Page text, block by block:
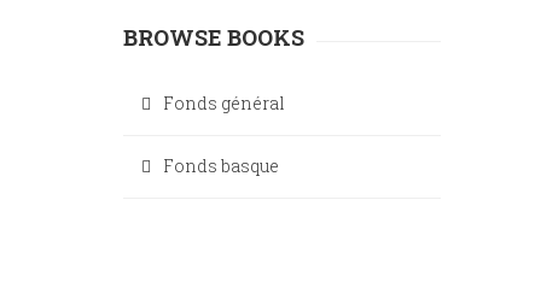
BROWSE BOOKS
Fonds général
Fonds basque